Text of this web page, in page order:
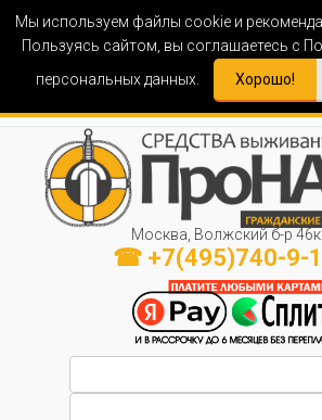
Мы используем файлы cookie и
Пользуясь сайтом, вы соглашаетесь с
персональных данных.
Хорошо!
Москва, Волжский б-р
☎ +7(495)740-9-